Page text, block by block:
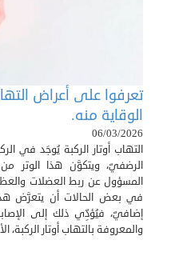
تعرفوا على أعراض
الوقاية منه.
06/03/2026
التهاب أوتار الركبة يُوجَد في
الرضفيّ، ويتكوَّن هذا الوتر
المسؤول عن ربط العضلات
في بعض الحالات أن يتعرَّض هذا
إضافيّ، فيُؤدِّي ذلك إلى
والمعروفة بالتهاب أوتار الركبة،